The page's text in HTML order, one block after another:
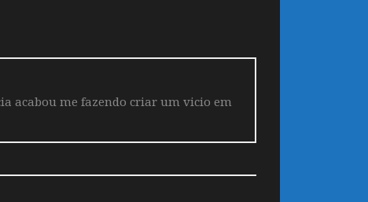
acabou me fazendo criar um vicio em